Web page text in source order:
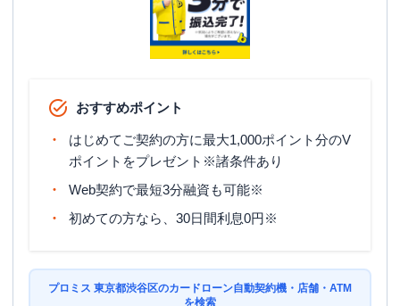
東京都渋谷区渋谷1丁目24-14 渋谷トラ
イアングルビル
名称
営業時間
平日：
09:00-21:00
土曜：09:00-21:00
日祝：09:00-21:00
ATM営業時間
平日：07:30-23:30
土曜
：07:30-23:30
駐車場
おすすめポイント
はじめてご契約の方に最大1,000ポイント分のV
ポイントをプレゼント※諸条件あり
Web契約で最短3分融資も可能※
初めての方なら、30日間利息0円※
プロミス 東京都渋谷区のカードローン自動契約機・店舗・ATM
を検索